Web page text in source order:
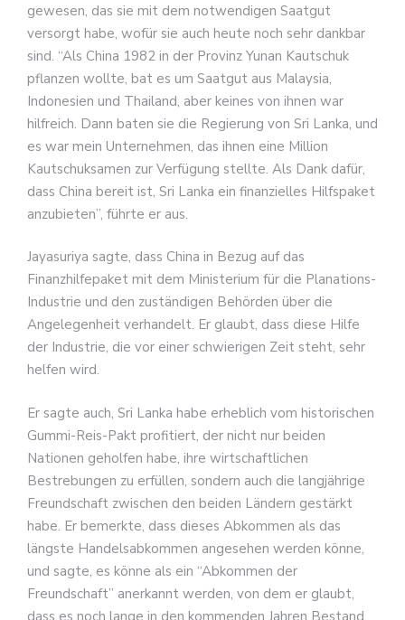
gewesen, das sie mit dem notwendigen Saatgut
versorgt habe, wofür sie auch heute noch sehr dankbar
sind. “Als China 1982 in der Provinz Yunan Kautschuk
pflanzen wollte, bat es um Saatgut aus Malaysia,
Indonesien und Thailand, aber keines von ihnen war
hilfreich. Dann baten sie die Regierung von Sri Lanka, und
es war mein Unternehmen, das ihnen eine Million
Kautschuksamen zur Verfügung stellte. Als Dank dafür,
dass China bereit ist, Sri Lanka ein finanzielles Hilfspaket
anzubieten”, führte er aus.
Jayasuriya sagte, dass China in Bezug auf das
Finanzhilfepaket mit dem Ministerium für die Planations-
Industrie und den zuständigen Behörden über die
Angelegenheit verhandelt. Er glaubt, dass diese Hilfe
der Industrie, die vor einer schwierigen Zeit steht, sehr
helfen wird.
Er sagte auch, Sri Lanka habe erheblich vom historischen
Gummi-Reis-Pakt profitiert, der nicht nur beiden
Nationen geholfen habe, ihre wirtschaftlichen
Bestrebungen zu erfüllen, sondern auch die langjährige
Freundschaft zwischen den beiden Ländern gestärkt
habe. Er bemerkte, dass dieses Abkommen als das
längste Handelsabkommen angesehen werden könne,
und sagte, es könne als ein “Abkommen der
Freundschaft” anerkannt werden, von dem er glaubt,
dass es noch lange in den kommenden Jahren Bestand